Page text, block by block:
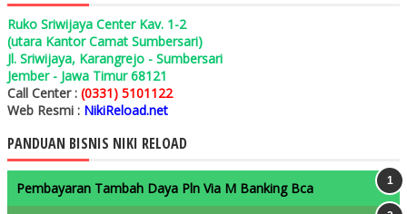
Ruko Sriwijaya Center Kav. 1-2
(utara Kantor Camat Sumbersari)
Jl. Sriwijaya, Karangrejo - Sumbersari
Jember - Jawa Timur 68121
Call Center : (0331) 5101122
Web Resmi : NikiReload.net
PANDUAN BISNIS NIKI RELOAD
Pembayaran Tambah Daya Pln Via M Banking Bca